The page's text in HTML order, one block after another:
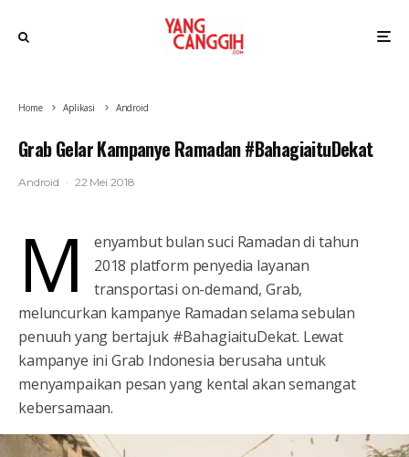
Home Aplikasi Android
Grab Gelar Kampanye Ramadan #BahagiaituDekat
Android · 22 Mei 2018
M
enyambut bulan suci Ramadan di tahun
2018 platform penyedia layanan
transportasi on-demand, Grab,
meluncurkan kampanye Ramadan selama sebulan
penuuh yang bertajuk #BahagiaituDekat. Lewat
kampanye ini Grab Indonesia berusaha untuk
menyampaikan pesan yang kental akan semangat
kebersamaan.